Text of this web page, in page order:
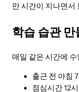
만 시간이 지나면서
학습 습관 만
매일 같은 시간에
출근 전 아침
점심시간 12